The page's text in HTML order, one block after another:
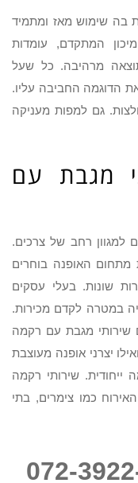
בה שימוש מאז ומתמיד
המתקדם, עומדות
מרהיבה. כל שעל
הדוגמה החביבה עליו.
גם למפות מעניקה
מגבת עם
למגוון רחב של צרכים.
מתחום האופנה בוחרים
שונות. בעלי עסקים
במטרה לקדם מכירות.
שירותי מגבת עם רקמה
יצרני אופנה מעוצבת
ייחודית. שירותי רקמה
כמו צימרים, בתי